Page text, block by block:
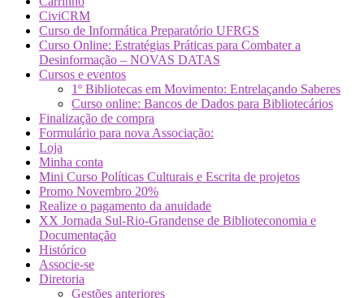
CiviCRM
Curso de Informática Preparatório UFRGS
Curso Online: Estratégias Práticas para Combater a
Desinformação – NOVAS DATAS
Cursos e eventos
1º Bibliotecas em Movimento: Entrelaçando Saberes
Curso online: Bancos de Dados para Bibliotecários
Finalização de compra
Formulário para nova Associação:
Loja
Minha conta
Mini Curso Políticas Culturais e Escrita de projetos
Promo Novembro 20%
Realize o pagamento da anuidade
XX Jornada Sul-Rio-Grandense de Biblioteconomia e
Documentação
Histórico
Associe-se
Diretoria
Gestões anteriores